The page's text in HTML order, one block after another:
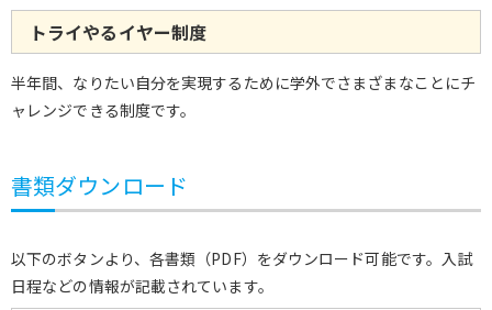
トライやるイヤー制度
半年間、なりたい自分を実現するために学外でさまざまなことにチ
ャレンジできる制度です。
書類ダウンロード
以下のボタンより、各書類（PDF）をダウンロード可能です。入試
日程などの情報が記載されています。